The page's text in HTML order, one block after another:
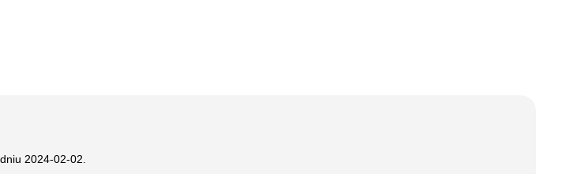
2024-02-02